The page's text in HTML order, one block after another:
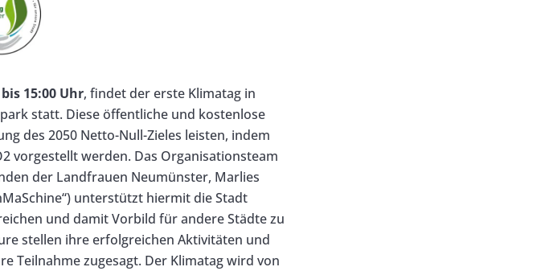
15:00 Uhr, findet der erste Klimatag in
statt. Diese öffentliche und kostenlose
des 2050 Netto-Null-Zieles leisten, indem
vorgestellt werden. Das Organisationsteam
der Landfrauen Neumünster, Marlies
unterstützt hiermit die Stadt
und damit Vorbild für andere Städte zu
stellen ihre erfolgreichen Aktivitäten und
Teilnahme zugesagt. Der Klimatag wird von